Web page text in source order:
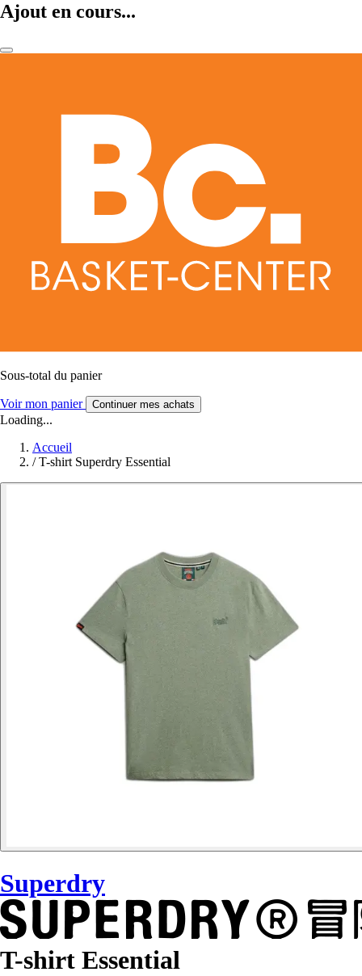
Ajout en cours...
Sous-total du panier
Voir mon panier Continuer mes achats
Loading...
Accueil
/ T-shirt Superdry Essential
Superdry
T-shirt Essential